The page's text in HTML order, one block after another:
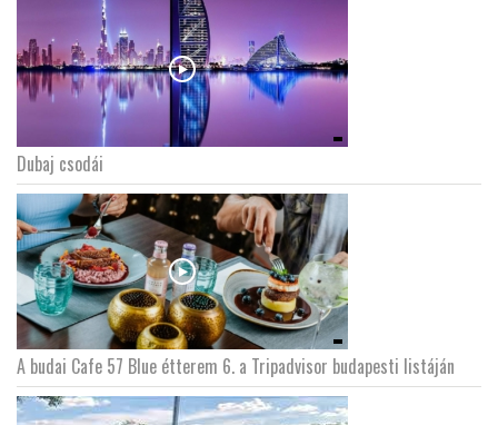
GLOBOZSARU
DOBRAVERO.HU
LATIMO.HU
GLOBOBOOK
Dubaj csodái
A budai Cafe 57 Blue étterem 6. a Tripadvisor budapesti listáján